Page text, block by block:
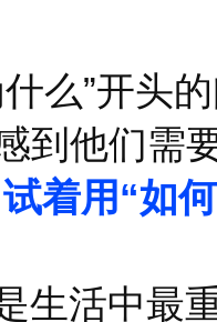
语调要
弱您的